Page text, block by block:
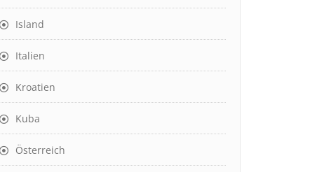
Island
Italien
Kroatien
Kuba
Österreich